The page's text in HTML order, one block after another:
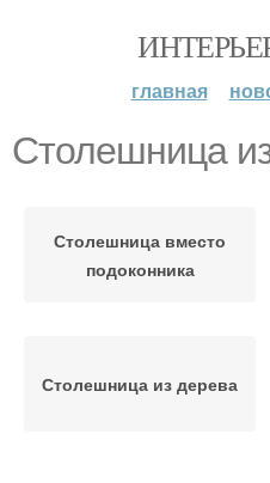
главная
Столешница
Столешница вместо
подоконника
Столешница из дерева